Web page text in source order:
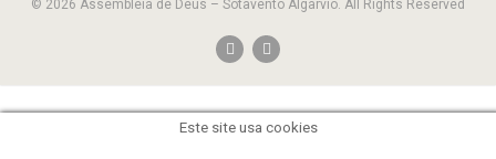
© 2026 Assembleia de Deus – Sotavento Algarvio. All Rights Reserved
Este site usa cookies